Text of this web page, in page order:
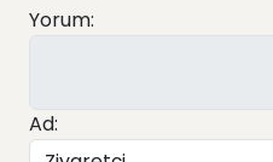
Yorum:
Ad: